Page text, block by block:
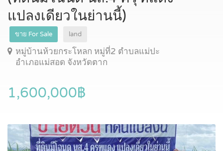
แปลงเดียวในย่านนี้)
ขาย For Sale land
หมู่บ้านห้วยกระโหลก หมู่ที่2 ตำบลแม่ปะ
อำเภอแม่สอด จังหวัดตาก
1,600,000฿